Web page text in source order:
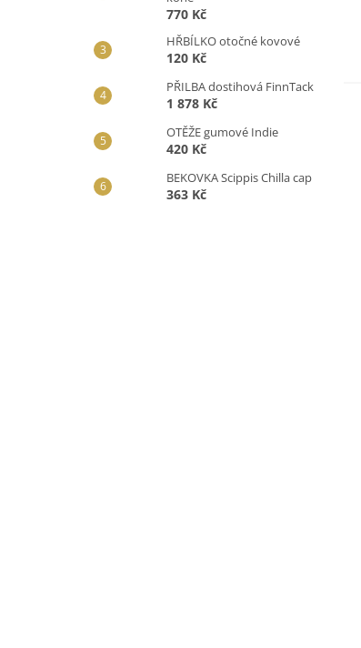
770 Kč
HŘBÍLKO otočné kovové
120 Kč
PŘILBA dostihová FinnTack
1 878 Kč
OTĚŽE gumové Indie
420 Kč
BEKOVKA Scippis Chilla cap
363 Kč